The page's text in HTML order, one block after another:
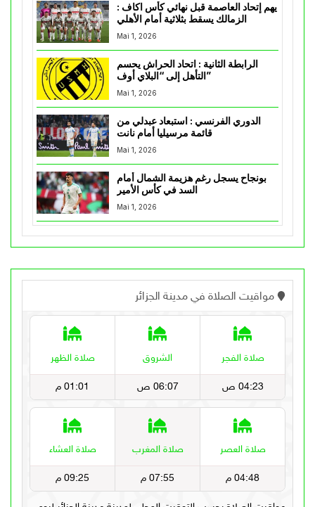
يهم إتحاد العاصمة قبل نهائي كأس اكاف :
Mai 1, 2026
الرابطة الثانية : اتحاد الحراش يحسم
التأهل إلى “البلاي أوف”
Mai 1, 2026
الدوري الفرنسي : استبعاد عبدلي من
قائمة مرسيليا أمام نانت
Mai 1, 2026
بونجاح يسجل رغم هزيمة الشمال أمام
السد في كأس الأمير
Mai 1, 2026